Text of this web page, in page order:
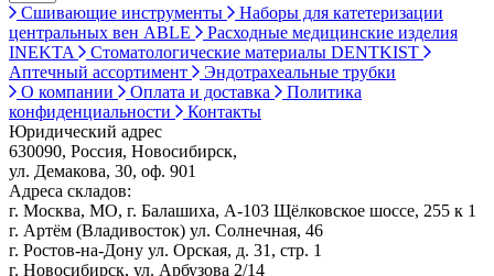
Сшивающие инструменты
Наборы для катетеризации
центральных вен ABLE
Расходные медицинские изделия
INEKTA
Стоматологические материалы DENTKIST
Аптечный ассортимент
Эндотрахеальные трубки
О компании
Оплата и доставка
Политика
конфиденциальности
Контакты
Юридический адрес
630090, Россия, Новосибирск,
ул. Демакова, 30, оф. 901
Адреса складов:
г. Москва, МО, г. Балашиха, А-103 Щёлковское шоссе, 255 к 1
г. Артём (Владивосток) ул. Солнечная, 46
г. Ростов-на-Дону ул. Орская, д. 31, стр. 1
г. Новосибирск, ул. Арбузова 2/14